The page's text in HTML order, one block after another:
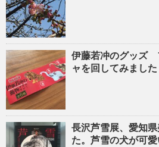
伊藤若冲のグッズ
ャを回してみました
長沢芦雪展、愛知
た。芦雪の犬が可愛